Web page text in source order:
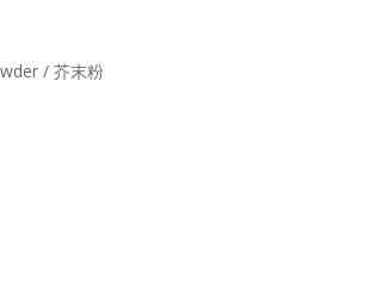
/ 芥末粉